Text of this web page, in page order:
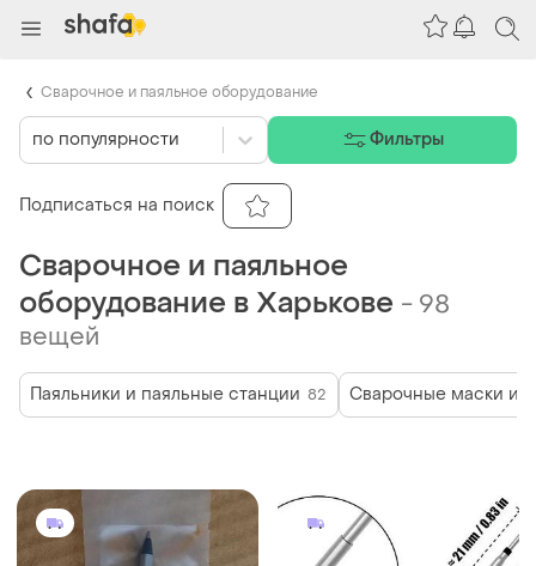
Сварочное и паяльное
оборудование в Харькове - 98
вещей
Паяльники и паяльные станции 82 Сварочные маски и
по популярности Фильтры
Подписаться на поиск
Сварочное и паяльное оборудование